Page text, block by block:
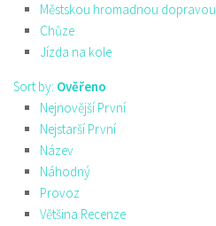
Městskou hromadnou dopravou
Chůze
Jízda na kole
Sort by: Ověřeno
Nejnovější První
Nejstarší První
Název
Náhodný
Provoz
Většina Recenze